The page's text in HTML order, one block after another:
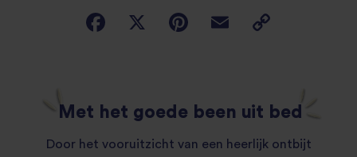
Met het goede been uit bed
Door het vooruitzicht van een heerlijk ontbijt